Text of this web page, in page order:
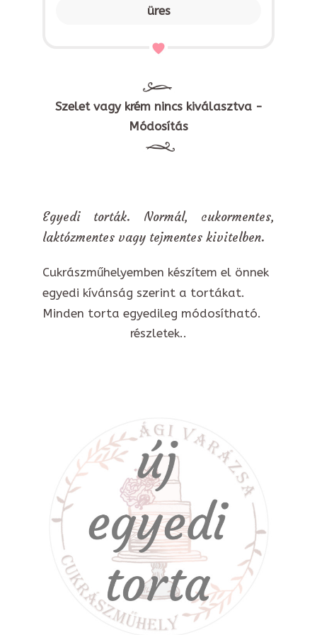
üres
Szelet vagy krém nincs kiválasztva -
Módosítás
Egyedi torták. Normál, cukormentes,
laktózmentes vagy tejmentes kivitelben.
Cukrászműhelyemben készítem el önnek
egyedi kívánság szerint a tortákat.
Minden torta egyedileg módosítható.
részletek..